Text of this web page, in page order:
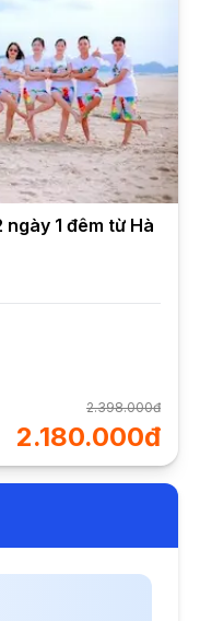
ngày 1 đêm từ Hà
2.398.000đ
2.180.000đ